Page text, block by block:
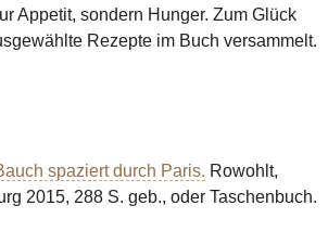
Appetit, sondern Hunger. Zum Glück
Rezepte im Buch versammelt.
spaziert durch Paris. Rowohlt,
2015, 288 S. geb., oder Taschenbuch.